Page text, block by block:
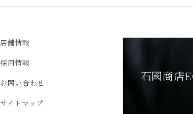
店舗情報
採用情報
お問い合わせ
サイトマップ
石國商店